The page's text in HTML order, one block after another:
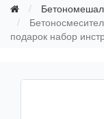
подарок набор